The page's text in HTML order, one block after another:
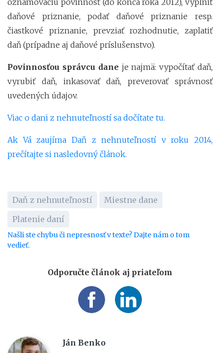
daňové priznanie, podať daňové priznanie resp.
čiastkové priznanie, prevziať rozhodnutie, zaplatiť
daň (prípadne aj daňové príslušenstvo).
Povinnosťou správcu dane je najmä: vypočítať daň,
vyrubiť daň, inkasovať daň, preverovať správnosť
uvedených údajov.
Viac o dani z nehnuteľností sa dočítate tu.
Ak Vá zaujíma Daň z nehnuteľností v roku 2014,
prečítajte si nasledovný článok.
Daň z nehnuteľností
Miestne dane
Platenie daní
Našli ste chybu či nepresnosť v texte? Dajte nám o tom
vedieť.
Odporučte článok aj priateľom
Ján Benko